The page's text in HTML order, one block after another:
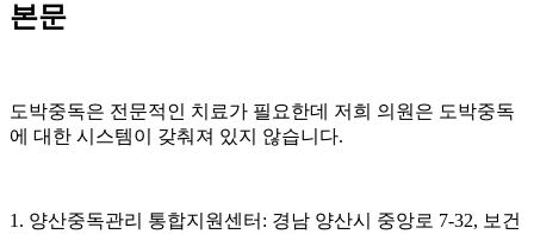
본문
도박중독은 전문적인 치료가 필요한데 저희 의원은 도박중독
에 대한 시스템이 갖춰져 있지 않습니다.
1. 양산중독관리 통합지원센터: 경남 양산시 중앙로 7-32, 보건